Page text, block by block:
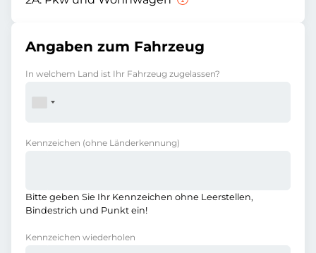
Angaben zum Fahrzeug
In welchem Land ist Ihr Fahrzeug zugelassen?
Kennzeichen (ohne Länderkennung)
Bitte geben Sie Ihr Kennzeichen ohne Leerstellen,
Bindestrich und Punkt ein!
Kennzeichen wiederholen